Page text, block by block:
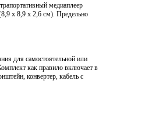
медиаплеер
x 8,9 x 2,6 см). Предельно
для самостоятельной или
как правило включает в
конвертер, кабель с